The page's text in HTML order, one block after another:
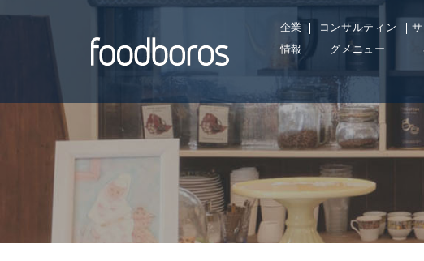
企業
情報
コンサルティン
グメニュー